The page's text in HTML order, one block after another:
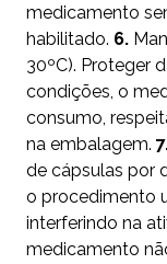
medicamento
habilitado. 6.
30ºC). Proteger
condições, o
consumo,
na embalagem.
de cápsulas por
o procedimento
interferindo na
medicamento